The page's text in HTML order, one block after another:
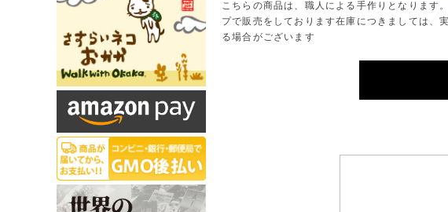
こちらの商品は、職人による手作りとなりま
プで販売をしております在庫につきましては、
る場合がございます